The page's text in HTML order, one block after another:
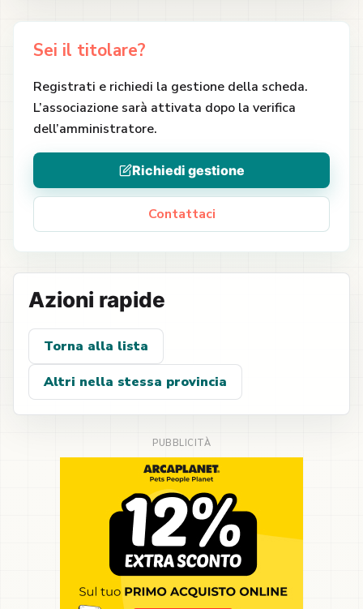
Sei il titolare?
Registrati e richiedi la gestione della scheda.
L’associazione sarà attivata dopo la verifica
dell’amministratore.
Richiedi gestione
Contattaci
Azioni rapide
Torna alla lista
Altri nella stessa provincia